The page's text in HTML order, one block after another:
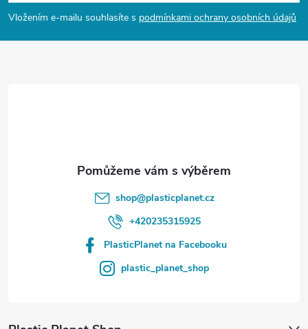
p
a
Vložením e-mailu souhlasíte s podmínkami ochrany osobních údajů
shop@plasticplanet.cz
+420235315925
PlasticPlanet na Facebooku
plastic_planet_shop